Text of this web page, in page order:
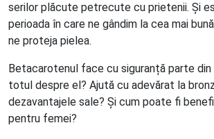
serilor plăcute petrecute cu prietenii. Și
perioada în care ne gândim la cea mai
ne proteja pielea.
Betacarotenul face cu siguranță parte din
totul despre el? Ajută cu adevărat la
dezavantajele sale? Și cum poate fi
pentru femei?